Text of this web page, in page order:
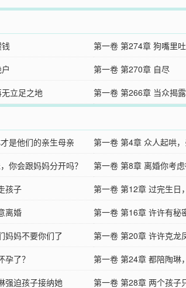
第一卷 第274章 狗嘴里
第一卷 第270章 自尽
立足之地 第一卷 第266章 当众揭露
是他们的亲生母亲
第一卷 第4章 众人起哄
你会跟妈妈分开吗？
第一卷 第8章 离婚你考虑
孩子
第一卷 第12章 过完生日
离婚
第一卷 第16章 许许有秘
妈妈不要你们了
第一卷 第20章 许许克龙
了？
第一卷 第24章 都陪陶琳
强迫孩子接纳她
第一卷 第28章 两个孩子